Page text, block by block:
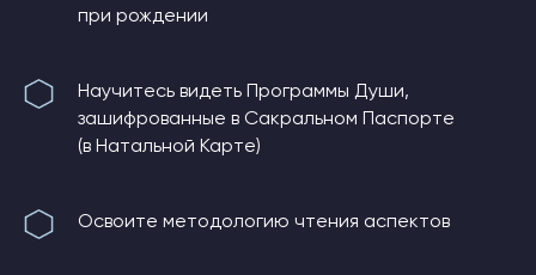
при рождении
Научитесь видеть Программы Души,
зашифрованные в Сакральном Паспорте
(в Натальной Карте)
Освоите методологию чтения аспектов